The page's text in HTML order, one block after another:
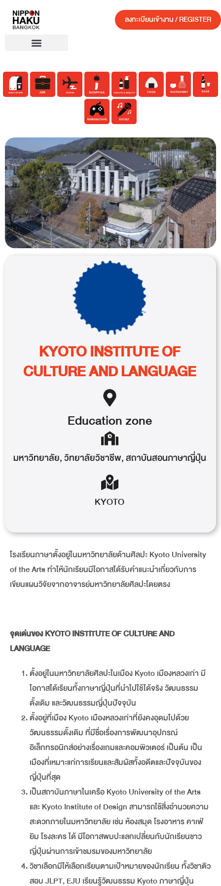
ลงทะเบียนเข้างาน / REGISTER
KYOTO INSTITUTE OF
CULTURE AND LANGUAGE
Educationzone
มหาวิทยาลัย,วิทยาลัยวิชาชีพ,สถาบันสอนภาษาญี่ปุ่น
KYOTO
โรงเรียนภาษาตั้งอยู่ในมหาวิทยาลัยด้านศิลปะ Kyoto University
of the Arts ทำให้นักเรียนมีโอกาสได้รับคำแนะนำเกี่ยวกับการ
เขียนแผนวิจัยจากอาจารย์มหาวิทยาลัยศิลปะโดยตรง
จุดเด่นของ KYOTO INSTITUTE OF CULTURE AND
LANGUAGE
ตั้งอยู่ในมหาวิทยาลัยศิลปะในเมือง Kyoto เมืองหลวงเก่า มี
โอกาสได้เรียนทั้งภาษาญี่ปุ่นที่นำไปใช้ได้จริง วัฒนธรรม
ดั้งเดิม และวัฒนธรรมญี่ปุ่นปัจจุบัน
ตั้งอยู่ที่เมือง Kyoto เมืองหลวงเก่าที่ยังคงอุดมไปด้วย
วัฒนธรรมดั้งเดิม ที่มีชื่อเรื่องการพัฒนาอุปกรณ์
อิเล็กทรอนิกส์อย่างเรื่องเกมและคอมพิวเตอร์ เป็นต้น เป็น
เมืองที่เหมาะแก่การเรียนและสัมผัสทั้งอดีตและปัจจุบันของ
ญี่ปุ่นที่สุด
เป็นสถาบันภาษาในเครือ Kyoto University of the Arts
และ Kyoto Institute of Design สามารถใช้สิ่งอำนวยความ
สะดวกภายในมหาวิทยาลัย เช่น ห้องสมุด โรงอาหาร คาเฟ่
ยิม โรงละคร ได้ มีโอกาสพบปะแลกเปลี่ยนกับนักเรียนชาว
ญี่ปุ่นผ่านการเข้าชมรมของมหาวิทยาลัย
วิชาเลือกมีให้เลือกเรียนตามเป้าหมายของนักเรียน ทั้งวิชาติว
สอบ JLPT, EJU เรียนรู้วัฒนธรรม Kyoto ภาษาญี่ปุ่น